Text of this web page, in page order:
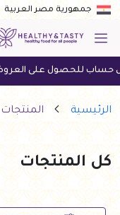
جمهورية مصر العربية
العروض الحصرية
الرئيسية المنتجات
كل المنتجات